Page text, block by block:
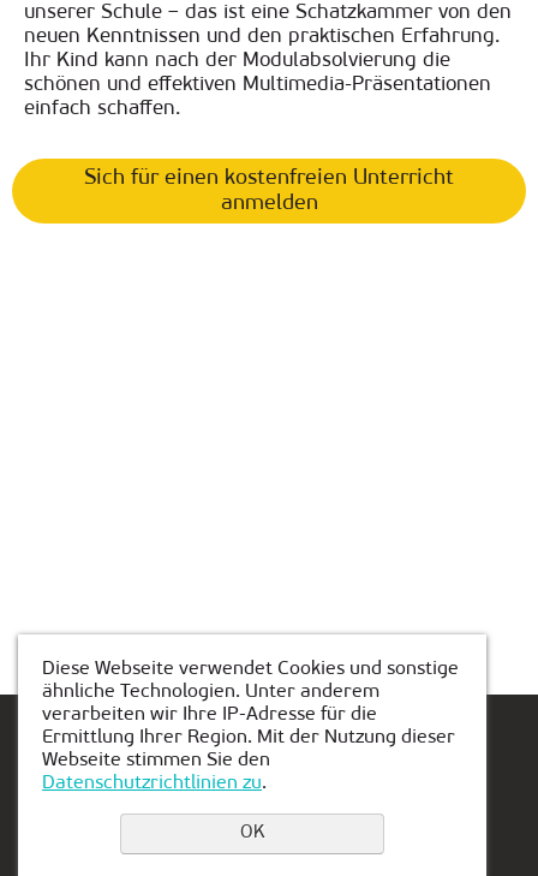
unserer Schule – das ist eine Schatzkammer von den
neuen Kenntnissen und den praktischen Erfahrung.
Ihr Kind kann nach der Modulabsolvierung die
schönen und effektiven Multimedia-Präsentationen
einfach schaffen.
Sich für einen kostenfreien Unterricht
anmelden
Einen Platz buchen
Diese Webseite verwendet Cookies und sonstige
ähnliche Technologien. Unter anderem
verarbeiten wir Ihre IP-Adresse für die
Ermittlung Ihrer Region. Mit der Nutzung dieser
Webseite stimmen Sie den
Datenschutzrichtlinien zu.
OK